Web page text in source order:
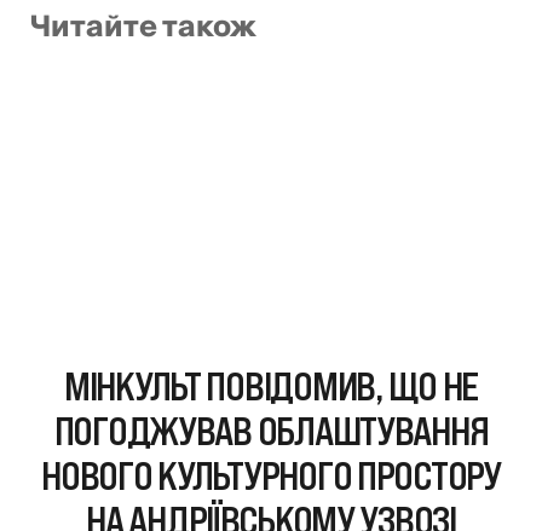
Читайте також
МІНКУЛЬТ ПОВІДОМИВ, ЩО НЕ
ПОГОДЖУВАВ ОБЛАШТУВАННЯ
НОВОГО КУЛЬТУРНОГО ПРОСТОРУ
НА АНДРІЇВСЬКОМУ УЗВОЗІ